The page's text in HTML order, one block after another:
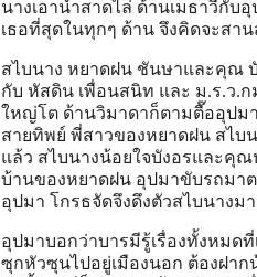
นางเอาน้ำสาดไล่ ด้านเมธาวีกั
เธอที่สุดในทุกๆ ด้าน จึงคิดจะสา
สไบนาง หยาดฝน ชันษาและคุณ
กับ หัสดิน เพื่อนสนิท และ ม.ร.ว.
ใหญ่โต ด้านวิมาดาก็ตามตื๊ออุปม
สายทิพย์ พี่สาวของหยาดฝน สไบ
แล้ว สไบนางน้อยใจบังอรและคุ
บ้านของหยาดฝน อุปมาขับรถมา
อุปมา โกรธจัดจึงดึงตัวสไบนางม
อุปมาบอกว่าบารมีรู้เรื่องทั้งหมด
ซุกหัวซุนไปอยู่เมืองนอก ต้องฝา